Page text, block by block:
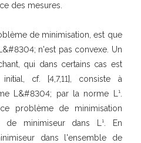
des mesures.
de minimisation, est que
n'est pas convexe. Un
qui dans certains cas est
cf. [4,7,11], consiste à
L&#8304; par la norme L¹.
problème de minimisation
minimiseur dans L¹. En
dans l'ensemble de